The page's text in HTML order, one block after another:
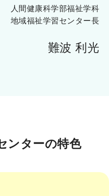
人間健康科学部福祉学科
地域福祉学習センター長
難波 利光
ンターの特色